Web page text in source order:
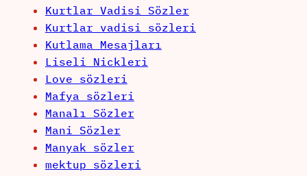
Kurtlar Vadisi Sözler
Kurtlar vadisi sözleri
Kutlama Mesajları
Liseli Nickleri
Love sözleri
Mafya sözleri
Manalı Sözler
Mani Sözler
Manyak sözler
mektup sözleri